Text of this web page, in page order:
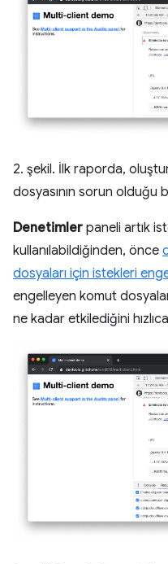
2. şekil. İlk raporda,
dosyasının sorun olduğu
Denetimler paneli artık
kullanılabildiğinden, önce
dosyaları için istekleri
engelleyen komut
ne kadar etkilediğini